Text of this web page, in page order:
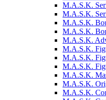
M.A.S.K.
M.A.S.K.
M.A.S.K.
M.A.S.K.
M.A.S.K.
M.A.S.K.
M.A.S.K.
M.A.S.K.
M.A.S.K.
M.A.S.K.
M.A.S.K.